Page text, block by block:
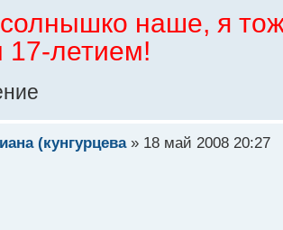
наше, я
17-летием!
(кунгурцева» 18 май 2008 20:27